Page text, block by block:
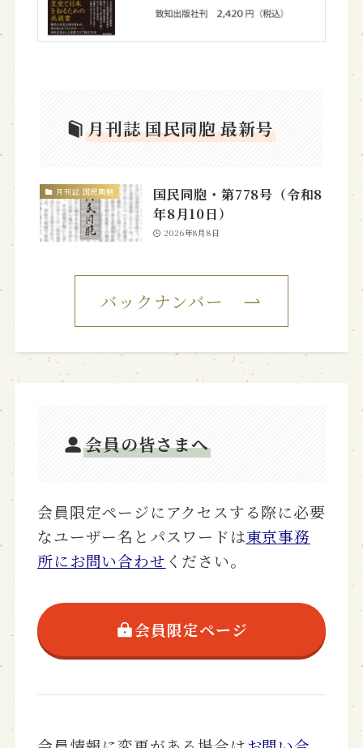
月刊誌 国民同胞 最新号
月刊誌 国民同胞
国民同胞・第778号（令和8
年8月10日）
2026年8月8日
バックナンバー
会員の皆さまへ
会員限定ページにアクセスする際に必要
なユーザー名とパスワードは東京事務
所にお問い合わせ ください。
会員限定ページ